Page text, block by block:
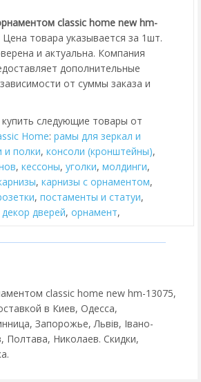
classic home new hm-
Цена товара указывается за 1шт.
и актуальна. Компания
дополнительные
от суммы заказа и
следующие товары от
Home: рамы для зеркал и
и полки, консоли (кронштейны),
, кессоны, уголки, молдинги,
, карнизы с орнаментом,
, постаменты и статуи,
декор дверей, орнамент,
classic home new hm-13075,
в Киев, Одесса,
Запорожье, Львів, Івано-
Полтава, Николаев. Скидки,